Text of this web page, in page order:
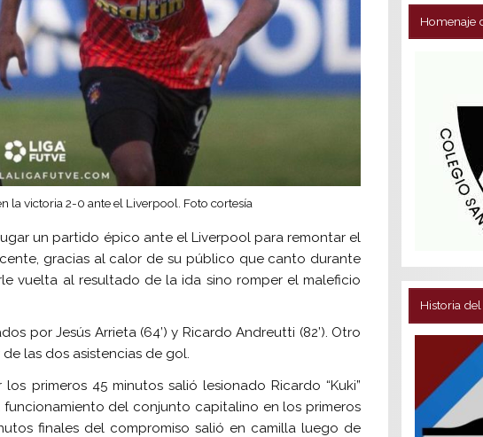
la victoria 2-0 ante el Liverpool. Foto cortesía
un partido épico ante el Liverpool para remontar el
gracias al calor de su público que canto durante
vuelta al resultado de la ida sino romper el maleficio
por Jesús Arrieta (64’) y Ricardo Andreutti (82’). Otro
las dos asistencias de gol.
primeros 45 minutos salió lesionado Ricardo “Kuki”
del conjunto capitalino en los primeros
finales del compromiso salió en camilla luego de
Homenaje
Historia